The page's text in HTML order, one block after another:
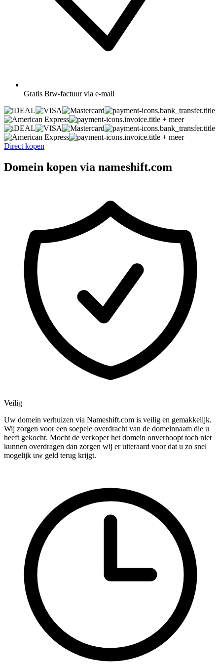
Gratis Btw-factuur via e-mail
+ meer
+ meer
Direct kopen
Domein kopen via nameshift.com
Veilig
Uw domein verhuizen via Nameshift.com is veilig en gemakkelijk.
Wij zorgen voor een soepele overdracht van de domeinnaam die u
heeft gekocht. Mocht de verkoper het domein onverhoopt toch niet
kunnen overdragen dan zorgen wij er uiteraard voor dat u zo snel
mogelijk uw geld terug krijgt.